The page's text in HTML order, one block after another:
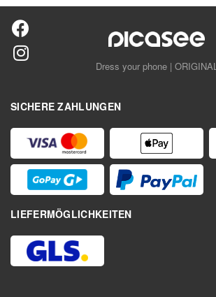
Dress your phone | ORIGINAL
SICHERE ZAHLUNGEN
LIEFERMÖGLICHKEITEN